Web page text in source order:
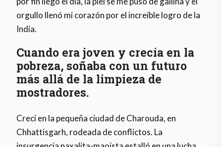
orgullo llenó mi corazón por el increíble logro de la
India.
Cuando era joven y crecía en la
pobreza, soñaba con un futuro
más allá de la limpieza de
mostradores.
Crecí en la pequeña ciudad de Charouda, en
Chhattisgarh, rodeada de conflictos. La